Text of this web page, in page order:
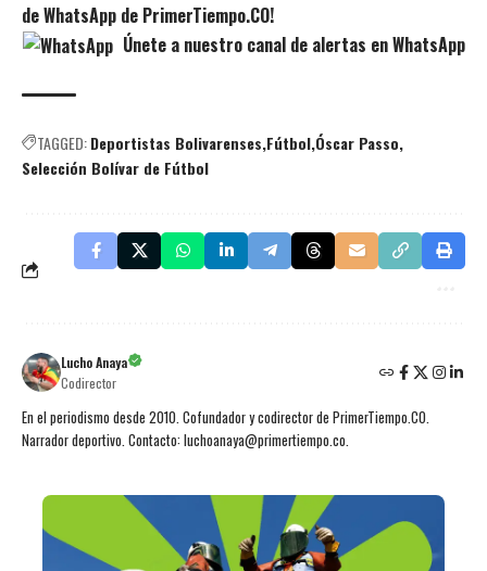
de WhatsApp de PrimerTiempo.CO!
Únete a nuestro canal de alertas en WhatsApp
TAGGED:Deportistas Bolivarenses Fútbol Óscar Passo
Selección Bolívar de Fútbol
Lucho Anaya
Codirector
En el periodismo desde 2010. Cofundador y codirector de PrimerTiempo.CO.
Narrador deportivo. Contacto: luchoanaya@primertiempo.co.